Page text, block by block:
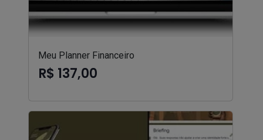
Meu Planner Financeiro
R$ 137,00